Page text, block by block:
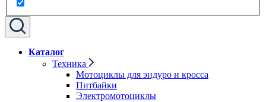
Каталог
Техника
Мотоциклы для эндуро и кросса
Питбайки
Электромотоциклы